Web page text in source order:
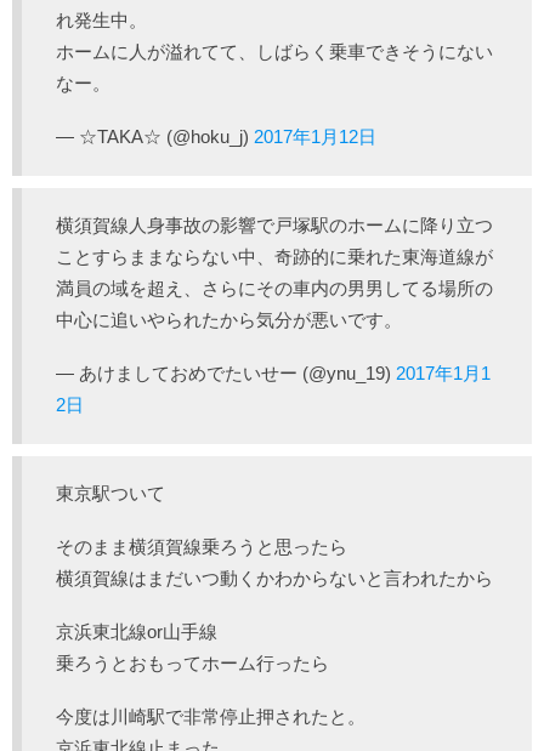
れ発生中。
ホームに人が溢れてて、しばらく乗車できそうにない
なー。
— ☆TAKA☆ (@hoku_j) 2017年1月12日
横須賀線人身事故の影響で戸塚駅のホームに降り立つ
ことすらままならない中、奇跡的に乗れた東海道線が
満員の域を超え、さらにその車内の男男してる場所の
中心に追いやられたから気分が悪いです。
— あけましておめでたいせー (@ynu_19) 2017年1月1
2日
東京駅ついて
そのまま横須賀線乗ろうと思ったら
横須賀線はまだいつ動くかわからないと言われたから
京浜東北線or山手線
乗ろうとおもってホーム行ったら
今度は川崎駅で非常停止押されたと。